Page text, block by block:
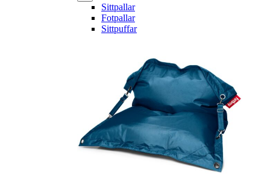
Sittpallar
Fotpallar
Sittpuffar